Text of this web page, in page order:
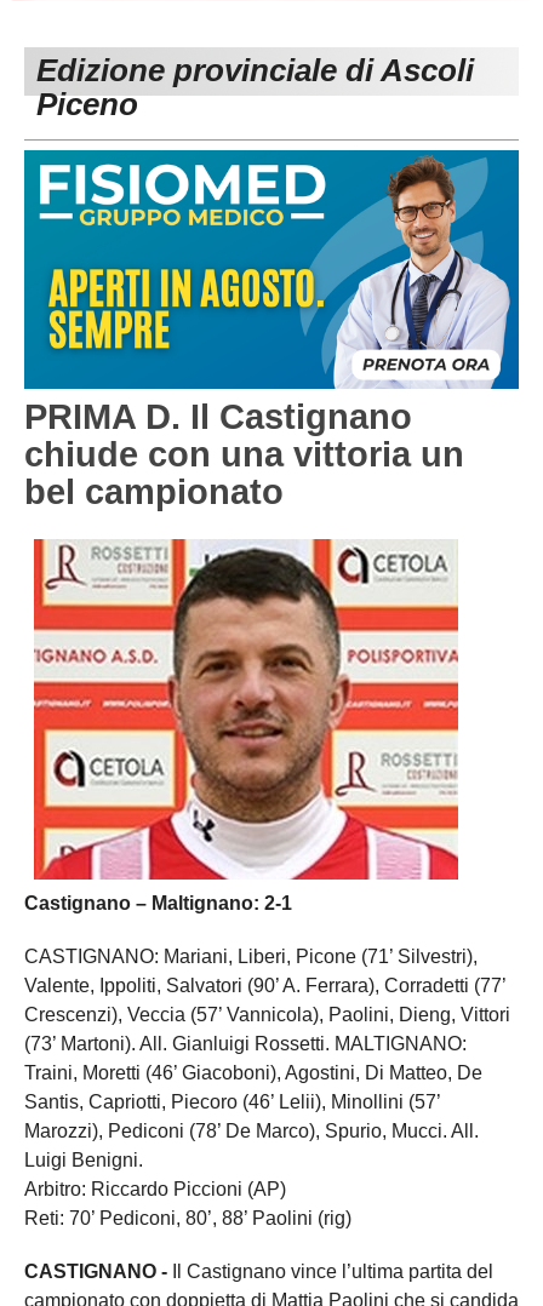
Carica la tua Rosa
1^ CATEGORIA
3^ CATEGORIA
GIOVANILI
Edizione provinciale di Ascoli
Piceno
PRIMA D. Il Castignano
chiude con una vittoria un
bel campionato
Castignano – Maltignano: 2-1
CASTIGNANO: Mariani, Liberi, Picone (71’ Silvestri),
Valente, Ippoliti, Salvatori (90’ A. Ferrara), Corradetti (77’
Crescenzi), Veccia (57’ Vannicola), Paolini, Dieng, Vittori
(73’ Martoni). All. Gianluigi Rossetti. MALTIGNANO:
Traini, Moretti (46’ Giacoboni), Agostini, Di Matteo, De
Santis, Capriotti, Piecoro (46’ Lelii), Minollini (57’
Marozzi), Pediconi (78’ De Marco), Spurio, Mucci. All.
Luigi Benigni.
Arbitro: Riccardo Piccioni (AP)
Reti: 70’ Pediconi, 80’, 88’ Paolini (rig)
CASTIGNANO - Il Castignano vince l’ultima partita del
campionato con doppietta di Mattia Paolini che si candida